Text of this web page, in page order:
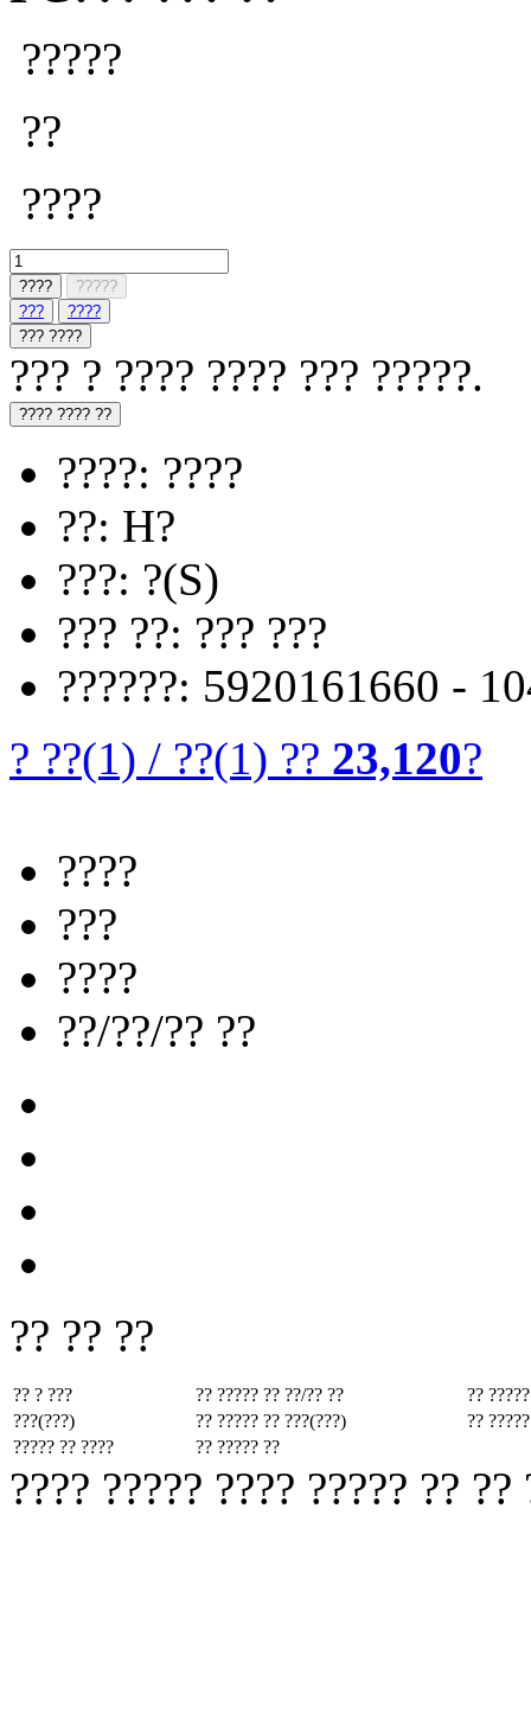
?????
??
????
????
?????
???
????
??? ????
??? ? ???? ???? ??? ?????.
???? ???? ??
????: ????
??: H?
???: ?(S)
??? ??: ??? ???
??????: 5920161660 -
? ??(1) / ??(1) ?? 23,120?
????
???
????
??/??/?? ??
?? ?? ??
?? ? ??? ?? ????? ?? ??/?? ??
??
???(???)
?? ????? ?? ???(???)
??
????? ?? ????
?? ????? ??
???? ????? ???? ????? ??